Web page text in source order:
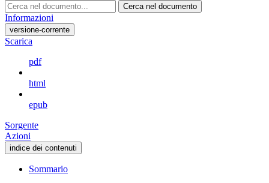
Cerca nel documento
Informazioni
versione-corrente
Scarica
pdf
html
epub
Sorgente
Azioni
indice dei contenuti
Sommario